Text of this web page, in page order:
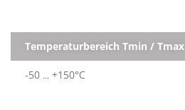
Temperaturbereich Tmin / Tmax
-50 ... +150°C